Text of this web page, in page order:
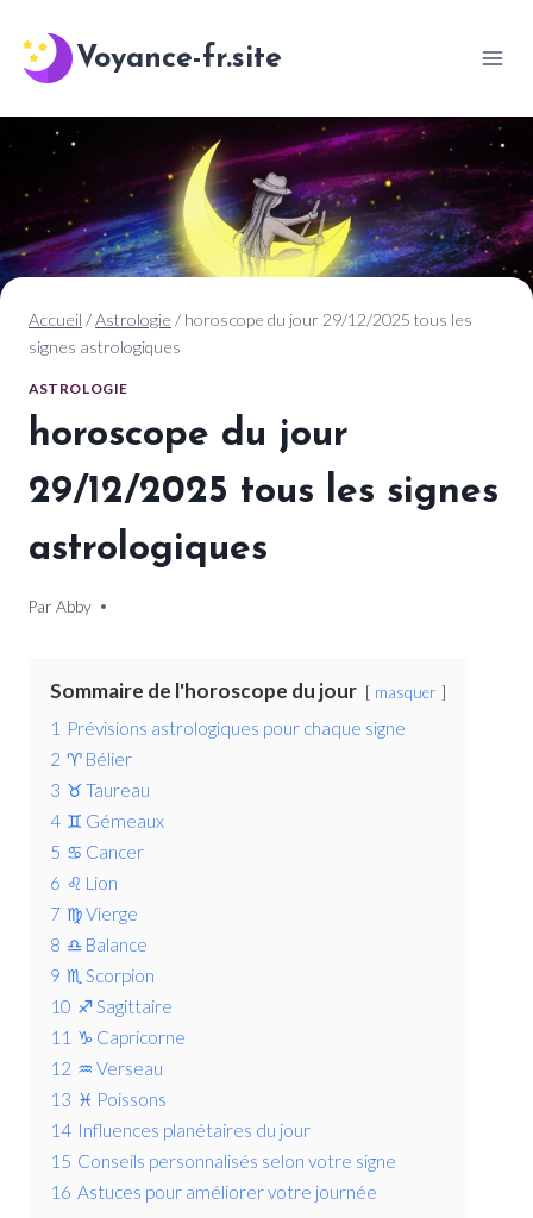
contenu
Voyance-fr.site
Accueil /Astrologie / horoscope du jour 29/12/2025 tous les
signes astrologiques
ASTROLOGIE
horoscope du jour
29/12/2025 tous les signes
astrologiques
Par Abby
29 décembre 2025
Sommaire de l'horoscope du jour masquer
1 Prévisions astrologiques pour chaque signe
2 ♈ Bélier
3 ♉ Taureau
4 ♊ Gémeaux
5 ♋ Cancer
6 ♌ Lion
7 ♍ Vierge
8 ♎ Balance
9 ♏ Scorpion
10 ♐ Sagittaire
11 ♑ Capricorne
12 ♒ Verseau
13 ♓ Poissons
14 Influences planétaires du jour
15 Conseils personnalisés selon votre signe
16 Astuces pour améliorer votre journée